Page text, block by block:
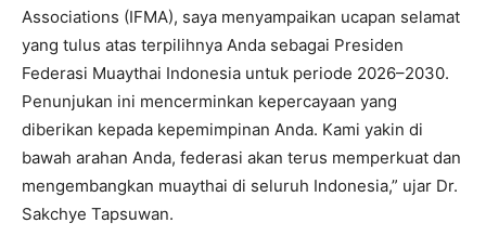
Associations (IFMA), saya menyampaikan ucapan selamat
yang tulus atas terpilihnya Anda sebagai Presiden
Federasi Muaythai Indonesia untuk periode 2026–2030.
Penunjukan ini mencerminkan kepercayaan yang
diberikan kepada kepemimpinan Anda. Kami yakin di
bawah arahan Anda, federasi akan terus memperkuat dan
mengembangkan muaythai di seluruh Indonesia,” ujar Dr.
Sakchye Tapsuwan.